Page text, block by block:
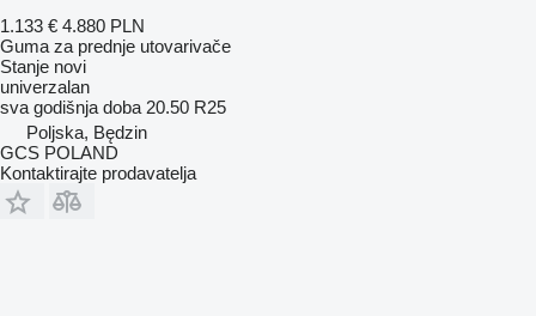
1.133 € 4.880 PLN
Guma za prednje utovarivače
Stanje novi
univerzalan
sva godišnja doba 20.50 R25
Poljska, Będzin
GCS POLAND
Kontaktirajte prodavatelja